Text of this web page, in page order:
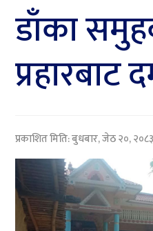
डाँका
प्रहारबाट
प्रकाशित मिति:बुधबार, जेठ २०, २०८३